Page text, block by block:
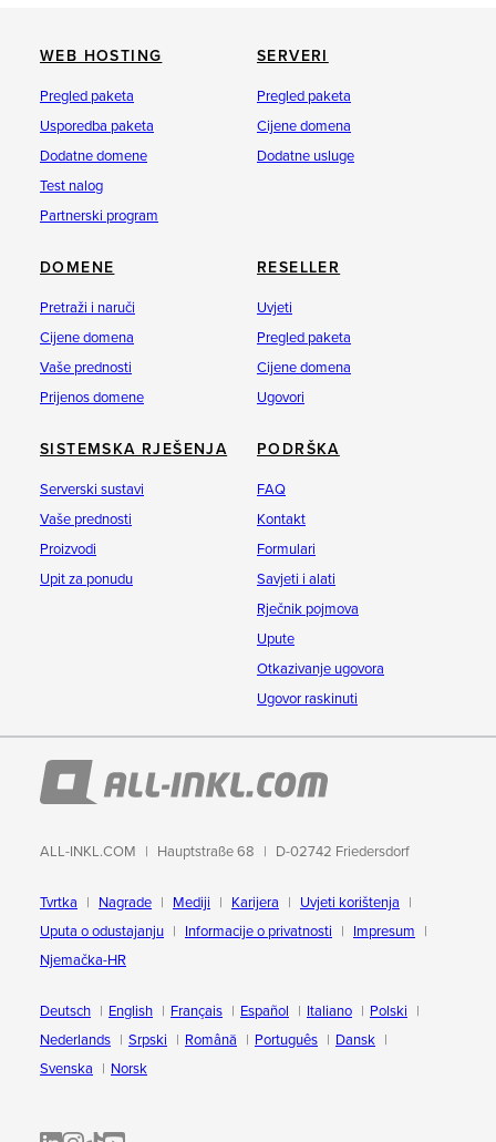
WEB HOSTING
Pregled paketa
Usporedba paketa
Dodatne domene
Test nalog
Partnerski program
SERVERI
Pregled paketa
Cijene domena
Dodatne usluge
DOMENE
Pretraži i naruči
Cijene domena
Vaše prednosti
Prijenos domene
RESELLER
Uvjeti
Pregled paketa
Cijene domena
Ugovori
SISTEMSKA RJEŠENJA
Serverski sustavi
Vaše prednosti
Proizvodi
Upit za ponudu
PODRŠKA
FAQ
Kontakt
Formulari
Savjeti i alati
Rječnik pojmova
Upute
Otkazivanje ugovora
Ugovor raskinuti
ALL-INKL.COM Hauptstraße 68 D-02742 Friedersdorf
Tvrtka Nagrade Mediji Karijera
Uvjeti korištenja
Uputa o odustajanju
Informacije o privatnosti
Impresum
Njemačka-HR
Deutsch English Français Español Italiano
Polski
Nederlands
Srpski Română Português
Dansk
Svenska
Norsk